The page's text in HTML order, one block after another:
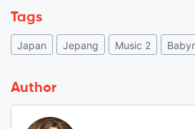
Tags
Japan Jepang Music 2
Author